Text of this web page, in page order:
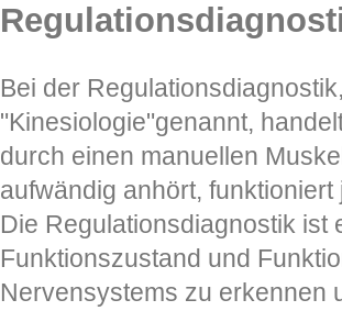
Bei der
"Kinesiologie"genannt,
durch einen manuellen
aufwändig anhört,
Die Regulationsdiagnostik ist
Funktionszustand und
Nervensystems zu erkennen